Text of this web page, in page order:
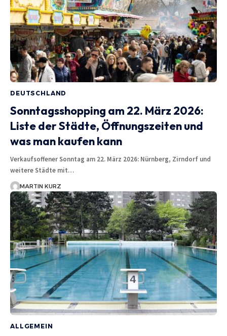
DEUTSCHLAND
Sonntagsshopping am 22. März 2026:
Liste der Städte, Öffnungszeiten und
was man kaufen kann
Verkaufsoffener Sonntag am 22. März 2026: Nürnberg, Zirndorf und
weitere Städte mit…
MARTIN KURZ
ALLGEMEIN